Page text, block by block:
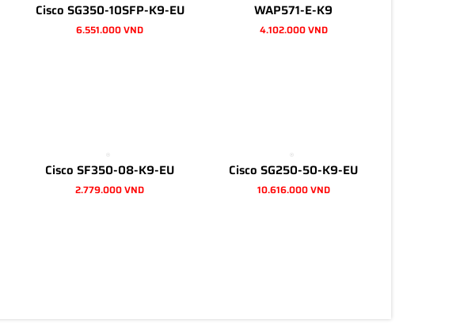
Cisco SG350-10SFP-K9-EU
6.551.000 VND
WAP571-E-K9
4.102.000 VND
Cisco SF350-08-K9-EU
2.779.000 VND
Cisco SG250-50-K9-EU
10.616.000 VND